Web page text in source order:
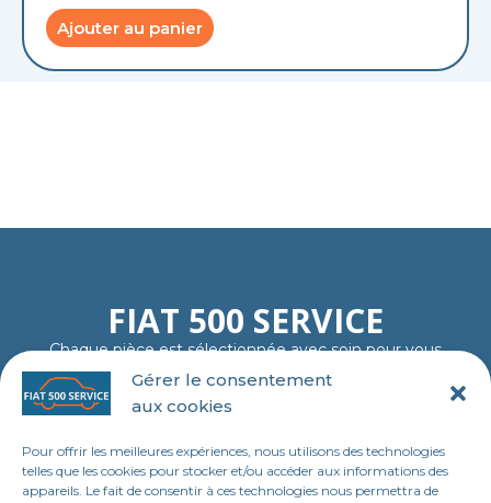
Gérer le consentement
aux cookies
Pour offrir les meilleures expériences, nous utilisons des technologies
telles que les cookies pour stocker et/ou accéder aux informations des
appareils. Le fait de consentir à ces technologies nous permettra de
Ajouter au panier
FIAT 500 SERVICE
Chaque pièce est sélectionnée avec soin pour vous
garantir fiabilité, authenticité et plaisir de rouler…
comme au premier jour.
06 11 23 40 18
MENU